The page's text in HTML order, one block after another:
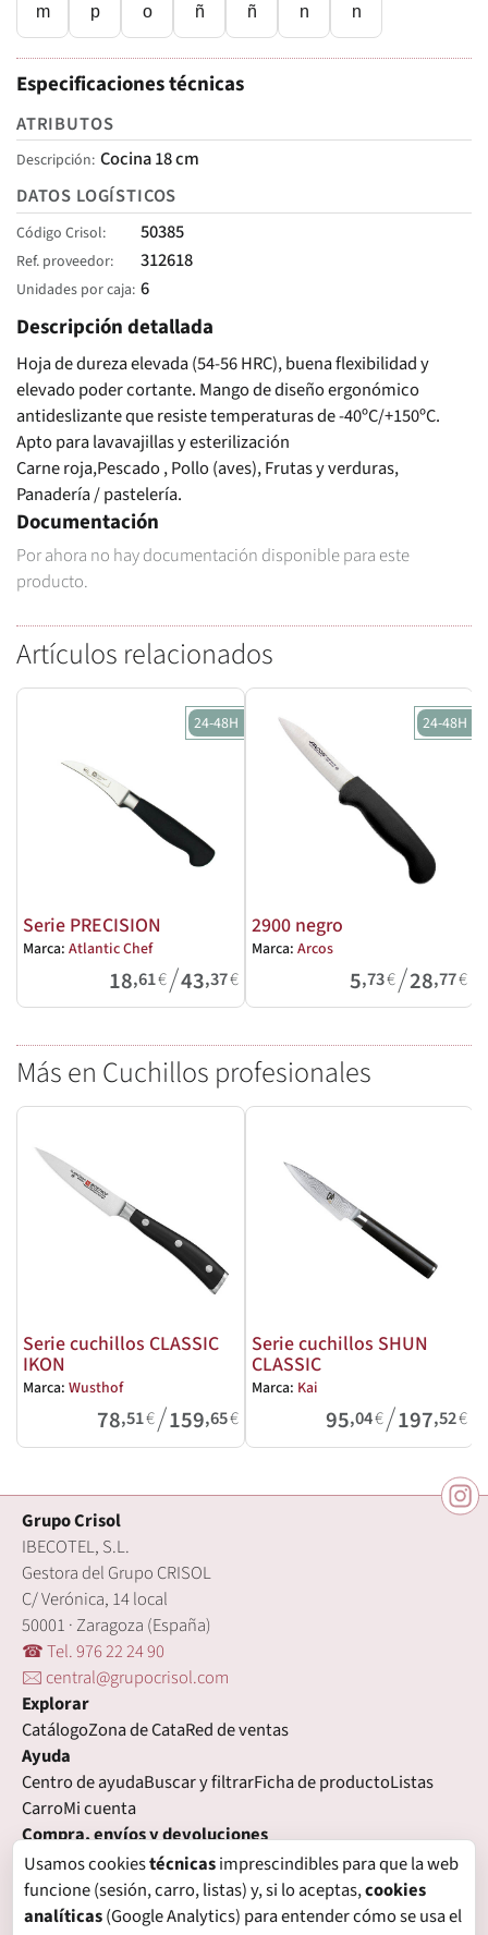
m p o ñ ñ n n
Especificaciones técnicas
ATRIBUTOS
Descripción Cocina 18 cm
DATOS LOGÍSTICOS
Código Crisol 50385
Ref. proveedor 312618
Unidades por caja 6
Descripción detallada
Hoja de dureza elevada (54-56 HRC), buena flexibilidad y
elevado poder cortante. Mango de diseño ergonómico
antideslizante que resiste temperaturas de -40ºC/+150ºC.
Apto para lavavajillas y esterilización
Carne roja,Pescado , Pollo (aves), Frutas y verduras,
Panadería / pastelería.
Documentación
Por ahora no hay documentación disponible para este
producto.
Artículos relacionados
24-48H
Serie PRECISION
Marca: Atlantic Chef
18,61€/43,37€
24-48H
2900 negro
Marca: Arcos
5,73€/28,77€
Más en Cuchillos profesionales
Serie cuchillos CLASSIC
IKON
Marca: Wusthof
78,51€/159,65€
Serie cuchillos SHUN
CLASSIC
Marca: Kai
95,04€/197,52€
Grupo Crisol
IBECOTEL, S.L.
Gestora del Grupo CRISOL
C/ Verónica, 14 local
50001 · Zaragoza (España)
☎ Tel. 976 22 24 90
🖂 central@grupocrisol.com
Explorar
CatálogoZona de CataRed de ventas
Ayuda
Centro de ayudaBuscar y filtrarFicha de productoListas
CarroMi cuenta
Compra, envíos y devoluciones
Condiciones de compraFormas de pagoGastos de envío
Plazos de entregaDevolucionesGarantía
Legal
Usamos cookiestécnicasimprescindibles para que la web
funcione (sesión, carro, listas) y, si lo aceptas,cookies
analíticas(Google Analytics) para entender cómo se usa el